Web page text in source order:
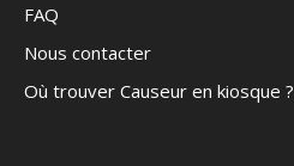
FAQ
Nous contacter
Où trouver Causeur en kiosque ?